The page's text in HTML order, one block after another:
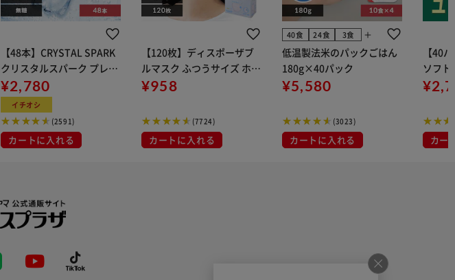
【48本】CRYSTAL SPARK
クリスタルスパーク プレー
ン 500ml
¥2,780
イチオシ
(2591)
カートに入れる
【120枚】ディスポーザブ
ルマスク ふつうサイズ ホワ
イト 大容量 DISPOSABLE
布
¥958
(7724)
カートに入れる
40食 24食 3食 add
低温製法米のパックごはん
180g×40パック
¥5,580
(3023)
カートに入れる
【40
ソフ
組) 5
カー